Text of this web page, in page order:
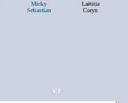
Micky
Sebastian
Laëtitia
Coryn
V.F